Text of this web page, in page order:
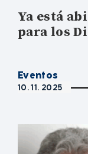
Ya está
para los
Eventos
10. 11. 2025